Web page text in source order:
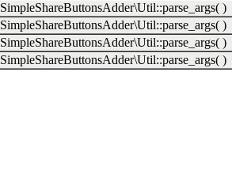
SimpleShareButtonsAdder\Util::parse_args( )
SimpleShareButtonsAdder\Util::parse_args( )
SimpleShareButtonsAdder\Util::parse_args( )
SimpleShareButtonsAdder\Util::parse_args( )